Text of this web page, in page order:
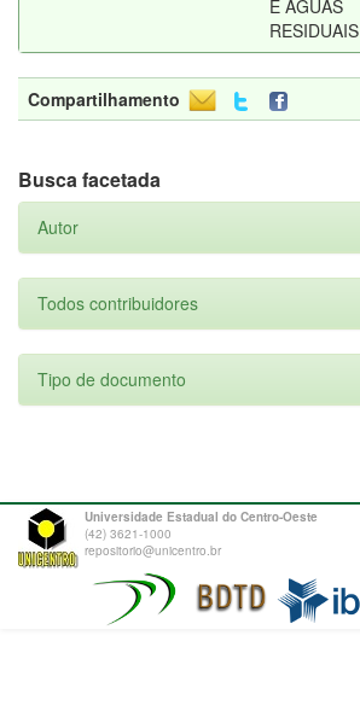
E ÁGUAS
RESIDUAIS
Compartilhamento
Busca facetada
Autor
Todos contribuidores
Tipo de documento
Universidade Estadual do Centro-Oeste
(42) 3621-1000
repositorio@unicentro.br